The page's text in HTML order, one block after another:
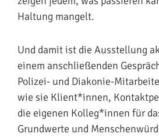
Haltung mangelt.
Und damit ist die Ausstellung
einem anschließenden
Polizei- und Diakonie-
wie sie Klient*innen,
die eigenen Kolleg*innen für
Grundwerte und